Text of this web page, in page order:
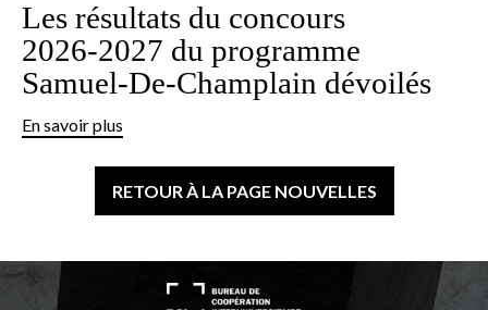
Les résultats du concours
2026‑2027 du programme
Samuel‑De‑Champlain dévoilés
En savoir plus
RETOUR À LA PAGE NOUVELLES